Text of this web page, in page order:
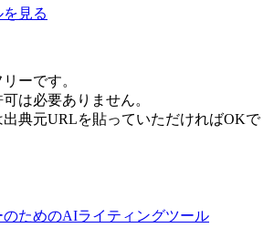
見る
ーです。
は必要ありません。
典元URLを貼っていただければOKで